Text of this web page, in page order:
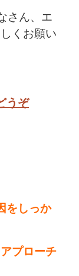
さん、エ
くお願い
うぞ
をしっか
プローチ